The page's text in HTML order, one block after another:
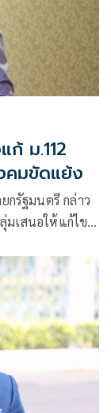
ก้ ม.112
คมขัดแย้ง
กรัฐมนตรี กล่าว
มเสนอให้แก้ไข